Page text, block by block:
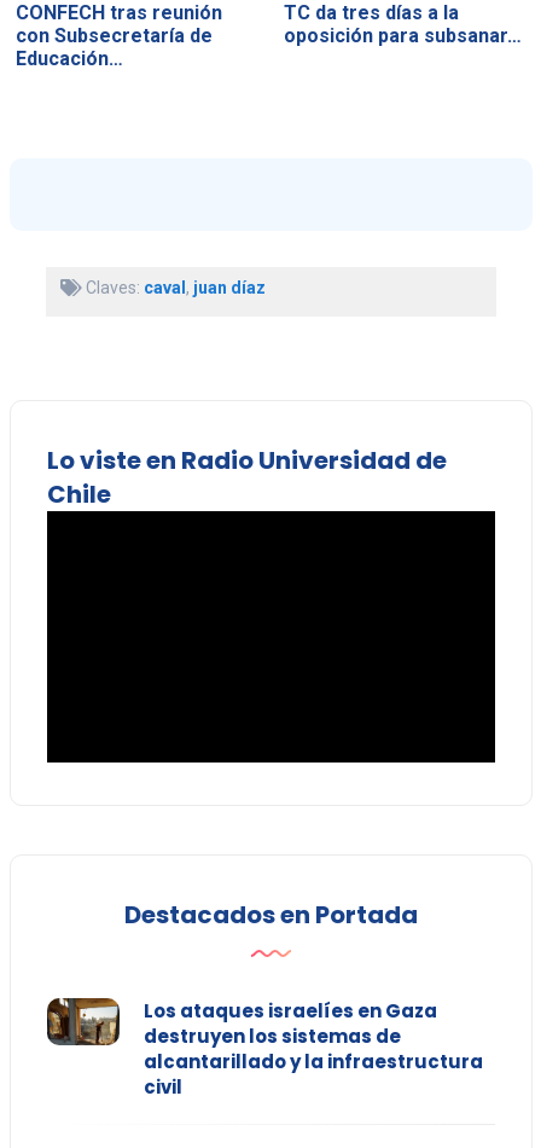
CONFECH tras reunión
con Subsecretaría de
Educación…
TC da tres días a la
oposición para subsanar…
Claves: caval, juan díaz
Lo viste en Radio Universidad de
Chile
Destacados en Portada
Los ataques israelíes en Gaza
destruyen los sistemas de
alcantarillado y la infraestructura
civil